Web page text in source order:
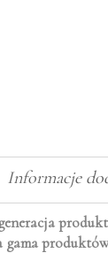
Informacje
gama